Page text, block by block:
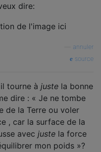
dire:
annuler
source
tourne à juste la bonne
dire : « Je ne tombe
de la Terre ou voler
, car la surface de la
avec juste la force
mon poids »?